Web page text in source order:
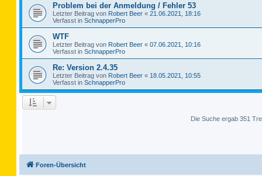
Problem bei der Anmeldung / Fehler 53
Letzter Beitrag von Robert Beer « 21.06.2021, 18:16
Verfasst in SchnapperPro
WTF
Letzter Beitrag von Robert Beer « 07.06.2021, 10:16
Verfasst in SchnapperPro
Re: Version 2.4.35
Letzter Beitrag von Robert Beer « 18.05.2021, 10:55
Verfasst in SchnapperPro
Die Suche ergab 351
Foren-Übersicht